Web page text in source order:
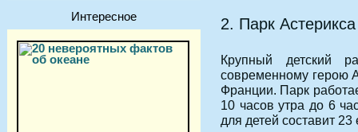
Интересное 2. Парк Астерикса
Крупный детский
современному герою
Франции. Парк
10 часов утра до 6
для детей составит